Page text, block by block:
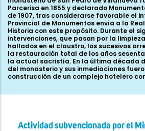
Actividad subvencionada por el